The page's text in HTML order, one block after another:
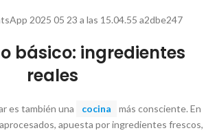
básico: ingredientes
reales
es también una cocina
más consciente. En
apuesta por ingredientes frescos,